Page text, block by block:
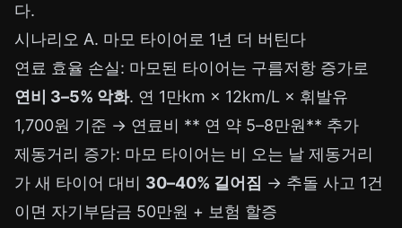
다.
시나리오 A. 마모 타이어로 1년 더 버틴다
연료 효율 손실: 마모된 타이어는 구름저항 증가로
연비 3–5% 악화. 연 1만km × 12km/L × 휘발유
1,700원 기준 → 연료비 ** 연 약 5–8만원** 추가
제동거리 증가: 마모 타이어는 비 오는 날 제동거리
가 새 타이어 대비 30–40% 길어짐 → 추돌 사고 1건
이면 자기부담금 50만원 + 보험 할증